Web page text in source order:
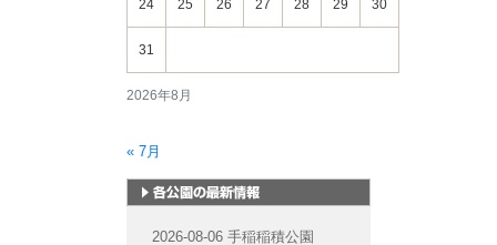
2026年8月
24 25 26 27 28 29 30
31
« 7月
2026-08-06 手稲稲積公園